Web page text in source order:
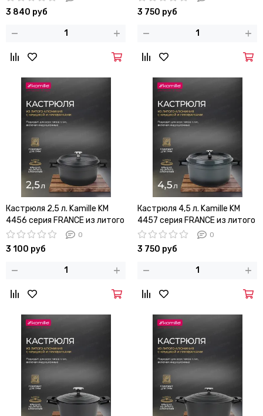
3 840 руб
покрытием
3 750 руб
Кастрюля 2,5 л. Kamille KM
4456 серия FRANCE из литого
алюминия с антипригарным
покрытием
0
3 100 руб
Кастрюля 4,5 л. Kamille KM
4457 серия FRANCE из литого
алюминия с антипригарным
покрытием
0
3 750 руб